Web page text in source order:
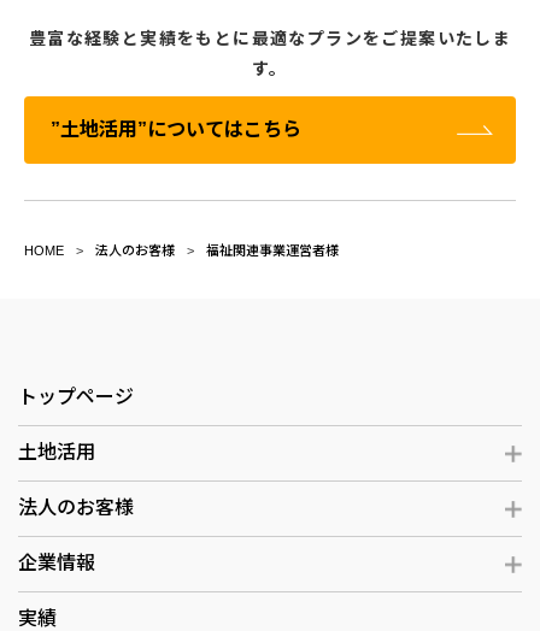
豊富な経験と実績をもとに最適なプランをご提案いたしま
す。
”土地活用”についてはこちら
HOME 法人のお客様 福祉関連事業運営者様
トップページ
土地活用
法人のお客様
企業情報
実績